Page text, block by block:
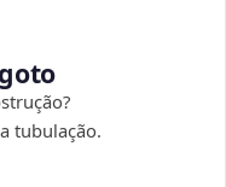
tubulação.